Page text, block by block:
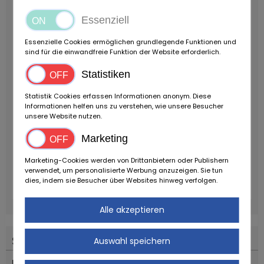
Standort
Essenziell
Essenzielle Cookies ermöglichen grundlegende Funktionen und
sind für die einwandfreie Funktion der Website erforderlich.
Statistiken
Statistik Cookies erfassen Informationen anonym. Diese
Informationen helfen uns zu verstehen, wie unsere Besucher
unsere Website nutzen.
Marketing
Marketing-Cookies werden von Drittanbietern oder Publishern
verwendet, um personalisierte Werbung anzuzeigen. Sie tun
dies, indem sie Besucher über Websites hinweg verfolgen.
Alle akzeptieren
Auswahl speichern